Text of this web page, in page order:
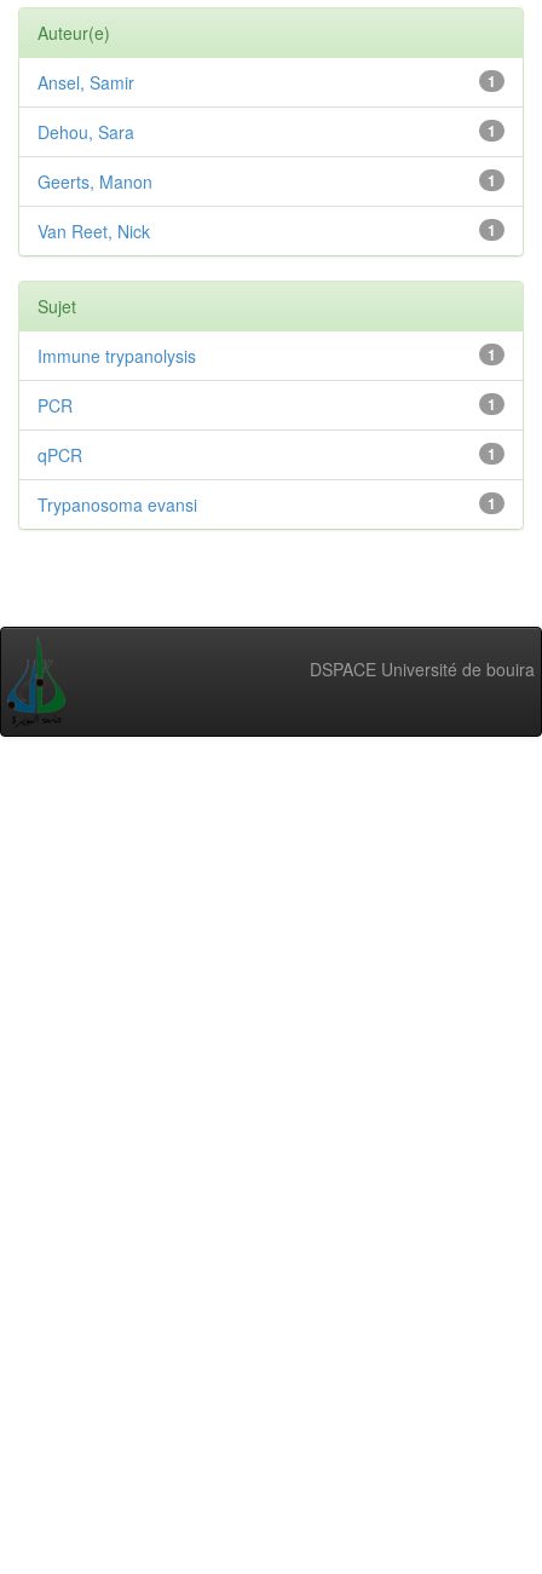
Auteur(e)
1
Ansel, Samir
1
Dehou, Sara
1
Geerts, Manon
1
Van Reet, Nick
Sujet
1
Immune trypanolysis
1
PCR
1
qPCR
1
Trypanosoma evansi
DSPACE Université de bouira